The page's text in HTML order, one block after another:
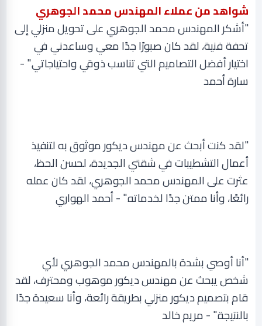
شواهد من عملاء المهندس محمد الجوهري
"أشكر المهندس محمد الجوهري على تحويل منزلي إلى
تحفة فنية، لقد كان صبورًا جدًا معي وساعدني في
اختيار أفضل التصاميم التي تناسب ذوقي واحتياجاتي." -
سارة أحمد
"لقد كنت أبحث عن مهندس ديكور موثوق به لتنفيذ
أعمال التشطيبات في شقتي الجديدة، لحسن الحظ،
عثرت على المهندس محمد الجوهري، لقد كان عمله
رائعًا، وأنا ممتن جدًا لخدماته." - أحمد الهواري
"أنا أوصي بشدة بالمهندس محمد الجوهري لأي
شخص يبحث عن مهندس ديكور موهوب ومحترف، لقد
قام بتصميم ديكور منزلي بطريقة رائعة، وأنا سعيدة جدًا
بالنتيجة." - مريم خالد